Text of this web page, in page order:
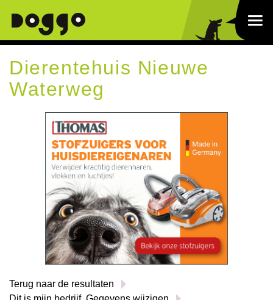
Dierentehuis Nieuwe
Waterweg
Terug naar de resultaten